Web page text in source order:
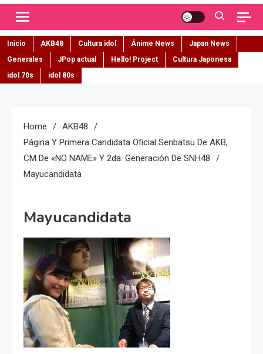
Inicio AKB48 Cultura idol Ánime News
Japan News
Generales
JPop actual Hello! Project
Cultura Japonesa
idol 70s
idol 80s
Home
AKB48
Página Y Primera Candidata Oficial Senbatsu De AKB,
CM De «NO NAME» Y 2da. Generación De SNH48
Mayucandidata
Mayucandidata